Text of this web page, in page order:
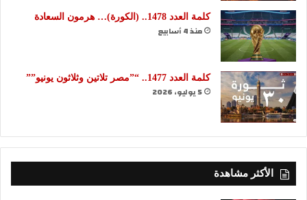
كلمة العدد 1478.. (الكورة)… هرمون السعادة
منذ 4 أسابيع
كلمة العدد 1477.. “”مصر تلاتين وثلاثون يونيو””
5 يوليو، 2026
الأكثر مشاهدة